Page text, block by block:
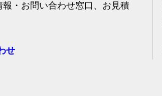
・お問い合わせ窓口、お見積
せ